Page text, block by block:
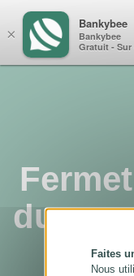
du
×
Bankybee
Bankybee
Gratuit - Sur
Faites
Nous